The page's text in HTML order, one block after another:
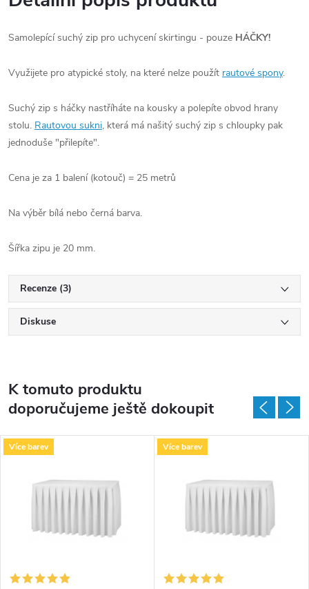
Samolepící suchý zip pro uchycení skirtingu - pouze HÁČKY!
Využijete pro atypické stoly, na které nelze použít rautové spony.
Suchý zip s háčky nastříháte na kousky a polepíte obvod hrany
stolu. Rautovou sukni, která má našitý suchý zip s chloupky pak
jednoduše "přilepíte".
Cena je za 1 balení (kotouč) = 25 metrů
Na výběr bílá nebo černá barva.
Šířka zipu je 20 mm.
Recenze (3)
Diskuse
K tomuto produktu
doporučujeme ještě dokoupit
Více barev Více barev